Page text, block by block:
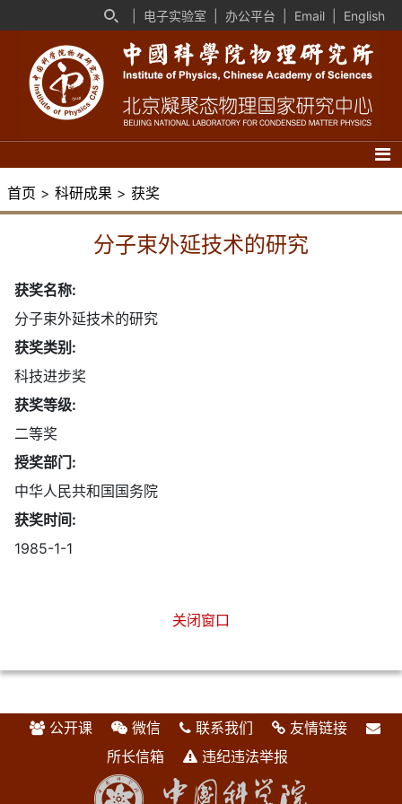
电子实验室 办公平台 Email English
首页 > 科研成果 > 获奖
分子束外延技术的研究
获奖名称:
分子束外延技术的研究
获奖类别:
科技进步奖
获奖等级:
二等奖
授奖部门:
中华人民共和国国务院
获奖时间:
1985-1-1
关闭窗口
公开课 微信 联系我们
友情链接
所长信箱
违纪违法举报